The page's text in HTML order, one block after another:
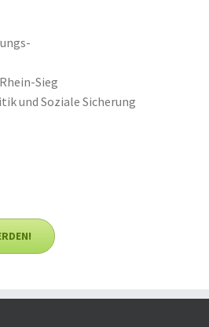
Sieg
und Soziale Sicherung